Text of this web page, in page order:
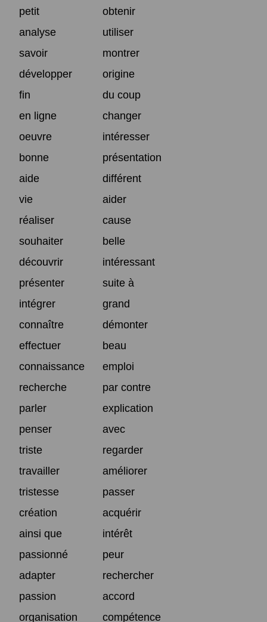
petit
obtenir
analyse
utiliser
savoir
montrer
développer
origine
fin
du coup
en ligne
changer
oeuvre
intéresser
bonne
présentation
aide
différent
vie
aider
réaliser
cause
souhaiter
belle
découvrir
intéressant
présenter
suite à
intégrer
grand
connaître
démonter
effectuer
beau
connaissance
emploi
recherche
par contre
parler
explication
penser
avec
triste
regarder
travailler
améliorer
tristesse
passer
création
acquérir
ainsi que
intérêt
passionné
peur
adapter
rechercher
passion
accord
organisation
compétence